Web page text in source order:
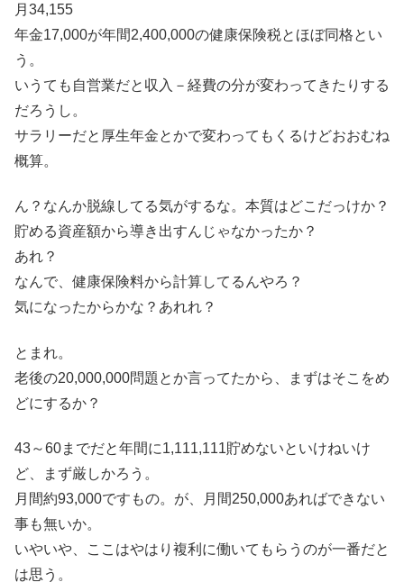
月34,155
年金17,000が年間2,400,000の健康保険税とほぼ同格とい
う。
いうても自営業だと収入－経費の分が変わってきたりする
だろうし。
サラリーだと厚生年金とかで変わってもくるけどおおむね
概算。
ん？なんか脱線してる気がするな。本質はどこだっけか？
貯める資産額から導き出すんじゃなかったか？
あれ？
なんで、健康保険料から計算してるんやろ？
気になったからかな？あれれ？
とまれ。
老後の20,000,000問題とか言ってたから、まずはそこをめ
どにするか？
43～60までだと年間に1,111,111貯めないといけねいけ
ど、まず厳しかろう。
月間約93,000ですもの。が、月間250,000あればできない
事も無いか。
いやいや、ここはやはり複利に働いてもらうのが一番だと
は思う。